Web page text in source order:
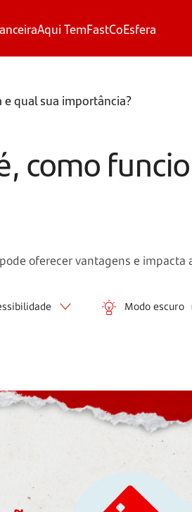
Aqui TemFastCoEsfera
qual sua importância?
como
oferecer vantagens e impacta
Modo escuro